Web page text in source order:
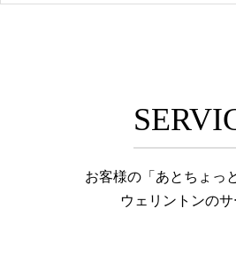
お客様の「あとちょっ
ウェリントンのサ